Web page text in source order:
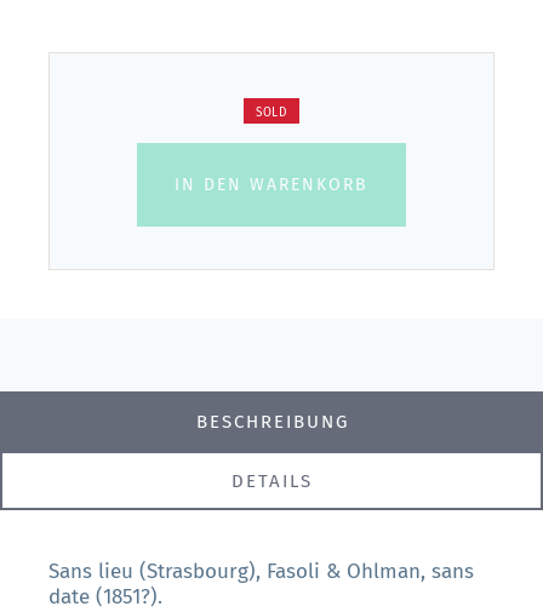
SOLD
IN DEN WARENKORB
BESCHREIBUNG
DETAILS
Sans lieu (Strasbourg), Fasoli & Ohlman, sans
date (1851?).